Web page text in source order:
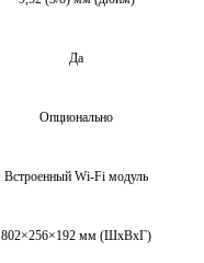
Да
Опционально
Встроенный Wi-Fi модуль
802×256×192 мм (ШхВхГ)